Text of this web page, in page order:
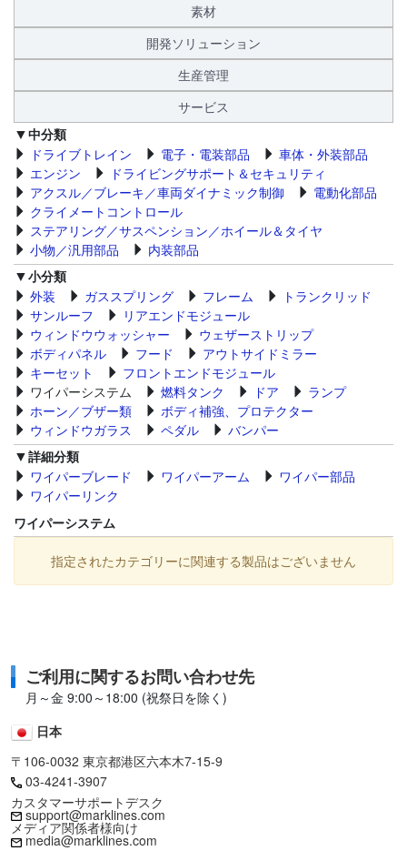
素材
開発ソリューション
生産管理
サービス
中分類
ドライブトレイン
電子・電装部品
車体・外装部品
エンジン
ドライビングサポート＆セキュリティ
アクスル／ブレーキ／車両ダイナミック制御
電動化部品
クライメートコントロール
ステアリング／サスペンション／ホイール＆タイヤ
小物／汎用部品
内装部品
小分類
外装
ガススプリング フレーム
トランクリッド
サンルーフ
リアエンドモジュール
ウィンドウウォッシャー
ウェザーストリップ
ボディパネル
フード
アウトサイドミラー
キーセット
フロントエンドモジュール
ワイパーシステム
燃料タンク ドア
ランプ
ホーン／ブザー類
ボディ補強、プロテクター
ウィンドウガラス
ペダル
バンパー
詳細分類
ワイパーブレード
ワイパーアーム
ワイパー部品
ワイパーリンク
ワイパーシステム
指定されたカテゴリーに関連する製品はございません
ご利用に関するお問い合わせ先
月～金 9:00～18:00 (祝祭日を除く)
日本
〒106-0032 東京都港区六本木7-15-9
03-4241-3907
カスタマーサポートデスク
support@marklines.com
メディア関係者様向け
media@marklines.com